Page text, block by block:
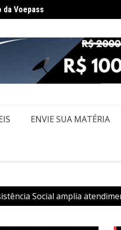
33 horas
ENVIE SUA MATÉRIA
Social amplia